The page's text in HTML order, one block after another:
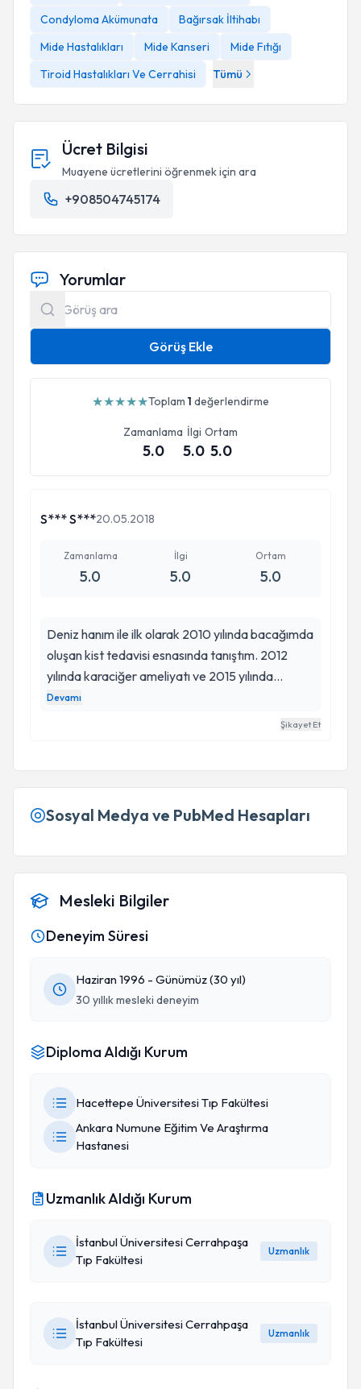
Condyloma Akümunata
Bağırsak İltihabı
Mide Hastalıkları
Mide Kanseri
Mide Fıtığı
Tiroid Hastalıkları Ve Cerrahisi
Tümü
Ücret Bilgisi
Muayene ücretlerini öğrenmek için ara
+908504745174
Yorumlar
Görüş Ekle
★★★★★Toplam 1 değerlendirme
Zamanlama
5.0
İlgi
5.0
Ortam
5.0
S*** S***20.05.2018
Zamanlama
5.0
İlgi
5.0
Ortam
5.0
Deniz hanım ile ilk olarak 2010 yılında bacağımda
oluşan kist tedavisi esnasında tanıştım. 2012
yılında karaciğer ameliyatı ve 2015 yılında
geçirdiğim meme ameliyatı, Deniz hanımın
hekimden öte muhteşem bir insan olduğunu
bütün operasyonlarin tedavisini üstlenmiş. İyi ki
Devamı
Şikayet Et
Sosyal Medya ve PubMed Hesapları
Mesleki Bilgiler
Deneyim Süresi
Haziran 1996 - Günümüz (30 yıl)
30 yıllık mesleki deneyim
Diploma Aldığı Kurum
Hacettepe Üniversitesi Tıp Fakültesi
Ankara Numune Eğitim Ve Araştırma
Hastanesi
Uzmanlık Aldığı Kurum
İstanbul Üniversitesi Cerrahpaşa
Tıp Fakültesi
Uzmanlık
İstanbul Üniversitesi Cerrahpaşa
Tıp Fakültesi
Uzmanlık